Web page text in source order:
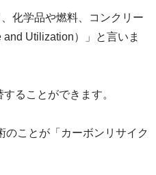
化学品や燃料、コンクリー
Utilization）」と言いま
ることができます。
ことが「カーボンリサイク